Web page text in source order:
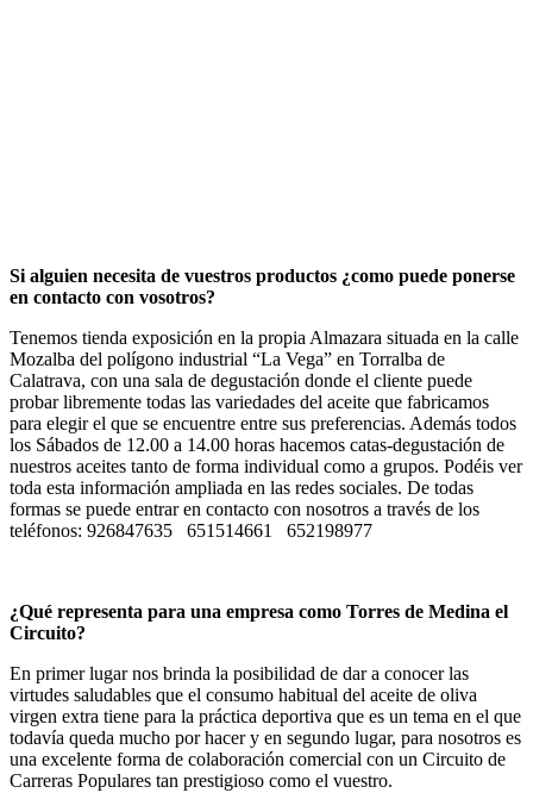
Si alguien necesita de vuestros productos ¿como puede ponerse
en contacto con vosotros?
Tenemos tienda exposición en la propia Almazara situada en la calle
Mozalba del polígono industrial “La Vega” en Torralba de
Calatrava, con una sala de degustación donde el cliente puede
probar libremente todas las variedades del aceite que fabricamos
para elegir el que se encuentre entre sus preferencias. Además todos
los Sábados de 12.00 a 14.00 horas hacemos catas-degustación de
nuestros aceites tanto de forma individual como a grupos. Podéis ver
toda esta información ampliada en las redes sociales. De todas
formas se puede entrar en contacto con nosotros a través de los
teléfonos: 926847635 651514661 652198977
¿Qué representa para una empresa como Torres de Medina el
Circuito?
En primer lugar nos brinda la posibilidad de dar a conocer las
virtudes saludables que el consumo habitual del aceite de oliva
virgen extra tiene para la práctica deportiva que es un tema en el que
todavía queda mucho por hacer y en segundo lugar, para nosotros es
una excelente forma de colaboración comercial con un Circuito de
Carreras Populares tan prestigioso como el vuestro.